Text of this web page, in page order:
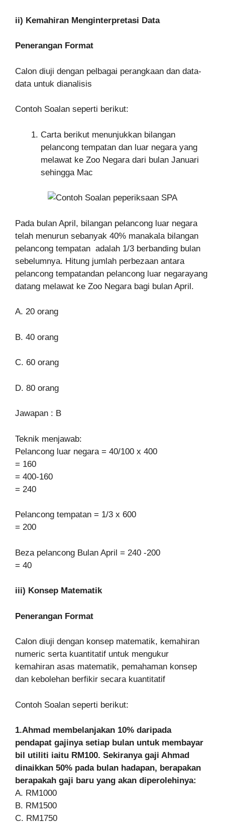
ii) Kemahiran Menginterpretasi Data
Penerangan Format
Calon diuji dengan pelbagai perangkaan dan data-
data untuk dianalisis
Contoh Soalan seperti berikut:
Carta berikut menunjukkan bilangan
pelancong tempatan dan luar negara yang
melawat ke Zoo Negara dari bulan Januari
sehingga Mac
Pada bulan April, bilangan pelancong luar negara
telah menurun sebanyak 40% manakala bilangan
pelancong tempatan adalah 1/3 berbanding bulan
sebelumnya. Hitung jumlah perbezaan antara
pelancong tempatandan pelancong luar negarayang
datang melawat ke Zoo Negara bagi bulan April.
A. 20 orang
B. 40 orang
C. 60 orang
D. 80 orang
Jawapan : B
Teknik menjawab:
Pelancong luar negara = 40/100 x 400
= 160
= 400-160
= 240
Pelancong tempatan = 1/3 x 600
= 200
Beza pelancong Bulan April = 240 -200
= 40
iii) Konsep Matematik
Penerangan Format
Calon diuji dengan konsep matematik, kemahiran
numeric serta kuantitatif untuk mengukur
kemahiran asas matematik, pemahaman konsep
dan kebolehan berfikir secara kuantitatif
Contoh Soalan seperti berikut:
1.Ahmad membelanjakan 10% daripada
pendapat gajinya setiap bulan untuk membayar
bil utiliti iaitu RM100. Sekiranya gaji Ahmad
dinaikkan 50% pada bulan hadapan, berapakan
berapakah gaji baru yang akan diperolehinya:
A. RM1000
B. RM1500
C. RM1750